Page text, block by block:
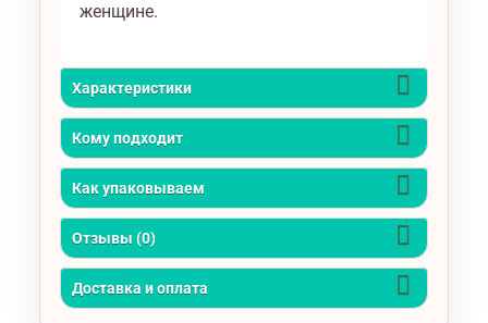
женщине.
Характеристики
Кому подходит
Как упаковываем
Отзывы (0)
Доставка и оплата